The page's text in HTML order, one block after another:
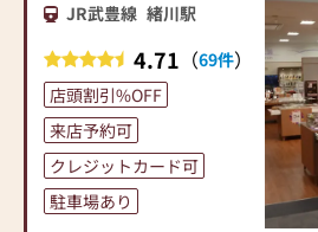
JR武豊線 緒川駅
4.71 （69件）
店頭割引%OFF
来店予約可
クレジットカード可
駐車場あり